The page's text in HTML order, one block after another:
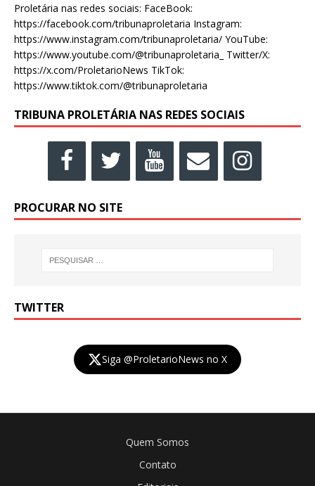
Proletária nas redes sociais: FaceBook:
https://facebook.com/tribunaproletaria Instagram:
https://www.instagram.com/tribunaproletaria/ YouTube:
https://www.youtube.com/@tribunaproletaria_ Twitter/X:
https://x.com/ProletarioNews TikTok:
https://www.tiktok.com/@tribunaproletaria
TRIBUNA PROLETÁRIA NAS REDES SOCIAIS
PROCURAR NO SITE
TWITTER
Siga @ProletarioNews no X
Quem Somos
Contato